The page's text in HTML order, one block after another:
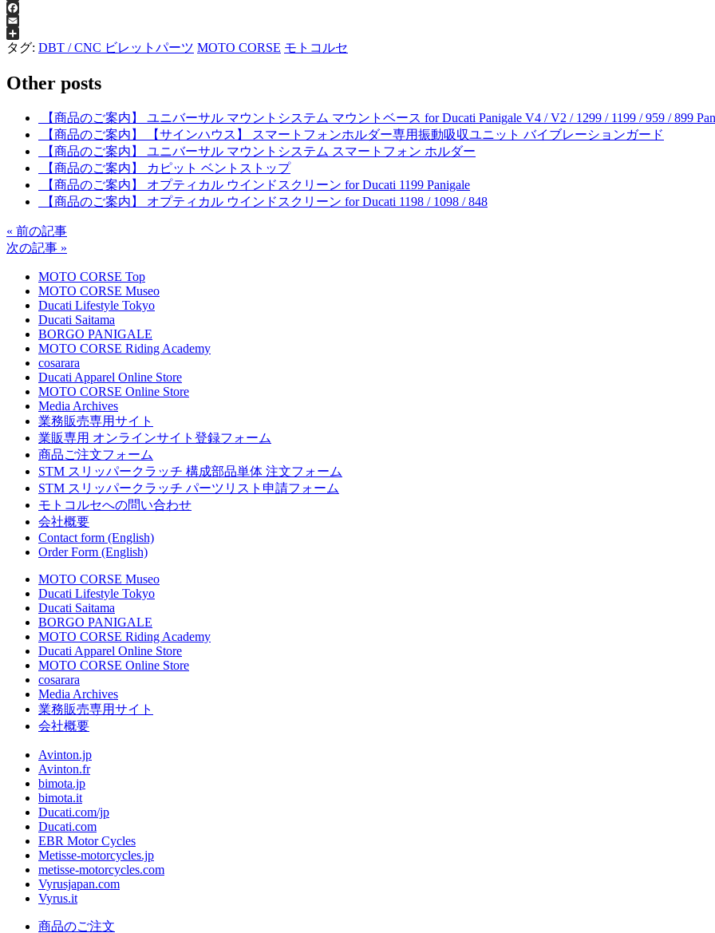
X
Facebook
Email
共
有
タグ: DBT / CNC ビレットパーツ MOTO CORSE モトコルセ
Other posts
【商品のご案内】 ユニバーサル マウントシステム マウントベース for Ducati Panigale V4 / V2 / 1299 / 1199 / 959 / 899
【商品のご案内】 【サインハウス】 スマートフォンホルダー専用振動吸収ユニット バイブレーションガード
【商品のご案内】 ユニバーサル マウントシステム スマートフォン ホルダー
【商品のご案内】 カピット ベントストップ
【商品のご案内】 オプティカル ウインドスクリーン for Ducati 1199 Panigale
【商品のご案内】 オプティカル ウインドスクリーン for Ducati 1198 / 1098 / 848
« 前の記事
次の記事 »
MOTO CORSE Top
MOTO CORSE Museo
Ducati Lifestyle Tokyo
Ducati Saitama
BORGO PANIGALE
MOTO CORSE Riding Academy
cosarara
Ducati Apparel Online Store
MOTO CORSE Online Store
Media Archives
業務販売専用サイト
業販専用 オンラインサイト登録フォーム
商品ご注文フォーム
STM スリッパークラッチ 構成部品単体 注文フォーム
STM スリッパークラッチ パーツリスト申請フォーム
モトコルセへの問い合わせ
会社概要
Contact form (English)
Order Form (English)
MOTO CORSE Museo
Ducati Lifestyle Tokyo
Ducati Saitama
BORGO PANIGALE
MOTO CORSE Riding Academy
Ducati Apparel Online Store
MOTO CORSE Online Store
cosarara
Media Archives
業務販売専用サイト
会社概要
Avinton.jp
Avinton.fr
bimota.jp
bimota.it
Ducati.com/jp
Ducati.com
EBR Motor Cycles
Metisse-motorcycles.jp
metisse-motorcycles.com
Vyrusjapan.com
Vyrus.it
商品のご注文